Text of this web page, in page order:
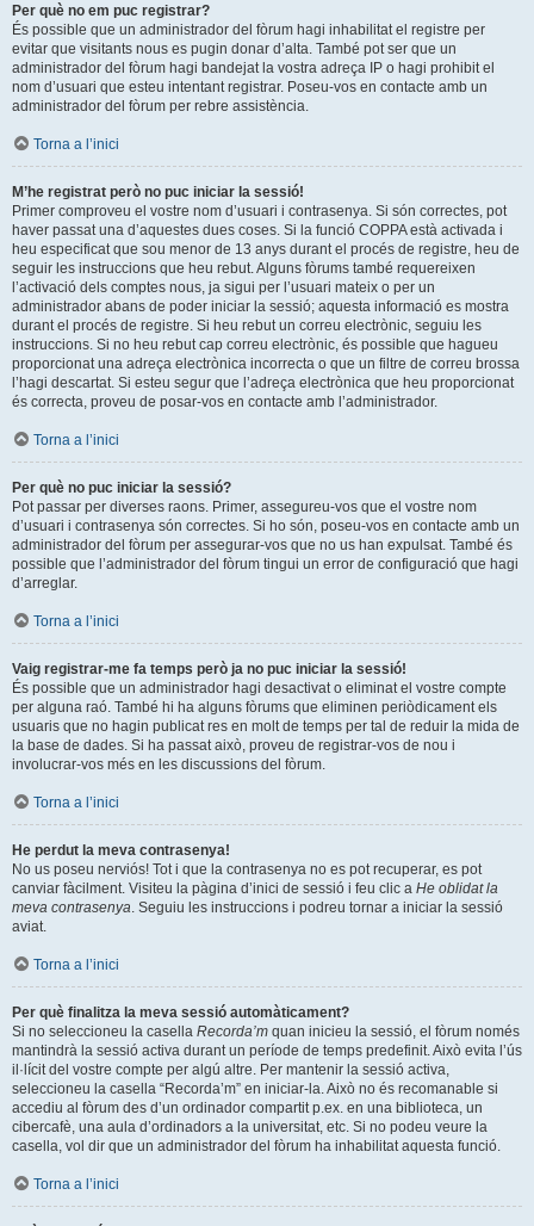
Per què no em puc registrar?
És possible que un administrador del fòrum hagi inhabilitat el registre per
evitar que visitants nous es pugin donar d’alta. També pot ser que un
administrador del fòrum hagi bandejat la vostra adreça IP o hagi prohibit el
nom d’usuari que esteu intentant registrar. Poseu-vos en contacte amb un
administrador del fòrum per rebre assistència.
Torna a l’inici
M’he registrat però no puc iniciar la sessió!
Primer comproveu el vostre nom d’usuari i contrasenya. Si són correctes, pot
haver passat una d’aquestes dues coses. Si la funció COPPA està activada i
heu especificat que sou menor de 13 anys durant el procés de registre, heu de
seguir les instruccions que heu rebut. Alguns fòrums també requereixen
l’activació dels comptes nous, ja sigui per l’usuari mateix o per un
administrador abans de poder iniciar la sessió; aquesta informació es mostra
durant el procés de registre. Si heu rebut un correu electrònic, seguiu les
instruccions. Si no heu rebut cap correu electrònic, és possible que hagueu
proporcionat una adreça electrònica incorrecta o que un filtre de correu brossa
l’hagi descartat. Si esteu segur que l’adreça electrònica que heu proporcionat
és correcta, proveu de posar-vos en contacte amb l’administrador.
Torna a l’inici
Per què no puc iniciar la sessió?
Pot passar per diverses raons. Primer, assegureu-vos que el vostre nom
d’usuari i contrasenya són correctes. Si ho són, poseu-vos en contacte amb un
administrador del fòrum per assegurar-vos que no us han expulsat. També és
possible que l’administrador del fòrum tingui un error de configuració que hagi
d’arreglar.
Torna a l’inici
Vaig registrar-me fa temps però ja no puc iniciar la sessió!
És possible que un administrador hagi desactivat o eliminat el vostre compte
per alguna raó. També hi ha alguns fòrums que eliminen periòdicament els
usuaris que no hagin publicat res en molt de temps per tal de reduir la mida de
la base de dades. Si ha passat això, proveu de registrar-vos de nou i
involucrar-vos més en les discussions del fòrum.
Torna a l’inici
He perdut la meva contrasenya!
No us poseu nerviós! Tot i que la contrasenya no es pot recuperar, es pot
canviar fàcilment. Visiteu la pàgina d’inici de sessió i feu clic a He oblidat la
meva contrasenya . Seguiu les instruccions i podreu tornar a iniciar la sessió
aviat.
Torna a l’inici
Per què finalitza la meva sessió automàticament?
Si no seleccioneu la casella Recorda’m quan inicieu la sessió, el fòrum només
mantindrà la sessió activa durant un període de temps predefinit. Això evita l’ús
il·lícit del vostre compte per algú altre. Per mantenir la sessió activa,
seleccioneu la casella “Recorda’m” en iniciar-la. Això no és recomanable si
accediu al fòrum des d’un ordinador compartit p.ex. en una biblioteca, un
cibercafè, una aula d’ordinadors a la universitat, etc. Si no podeu veure la
casella, vol dir que un administrador del fòrum ha inhabilitat aquesta funció.
Torna a l’inici